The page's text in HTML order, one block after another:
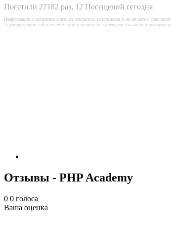
Посетили 27182 раз, 12 Посещений сегодня
Информация о компании взята из открытых источников и не является рекламой.
Администрация сайта не несёт ответственности за неверно указанную
Отзывы - PHP Academy
0 0 голоса
Ваша оценка